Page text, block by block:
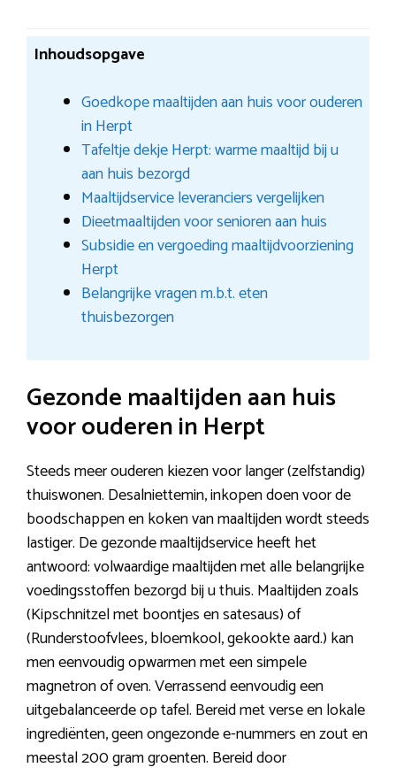
Inhoudsopgave
Goedkope maaltijden aan huis voor ouderen
in Herpt
Tafeltje dekje Herpt: warme maaltijd bij u
aan huis bezorgd
Maaltijdservice leveranciers vergelijken
Dieetmaaltijden voor senioren aan huis
Subsidie en vergoeding maaltijdvoorziening
Herpt
Belangrijke vragen m.b.t. eten
thuisbezorgen
Gezonde maaltijden aan huis
voor ouderen in Herpt
Steeds meer ouderen kiezen voor langer (zelfstandig)
thuiswonen. Desalniettemin, inkopen doen voor de
boodschappen en koken van maaltijden wordt steeds
lastiger. De gezonde maaltijdservice heeft het
antwoord: volwaardige maaltijden met alle belangrijke
voedingsstoffen bezorgd bij u thuis. Maaltijden zoals
(Kipschnitzel met boontjes en satesaus) of
(Runderstoofvlees, bloemkool, gekookte aard.) kan
men eenvoudig opwarmen met een simpele
magnetron of oven. Verrassend eenvoudig een
uitgebalanceerde op tafel. Bereid met verse en lokale
ingrediënten, geen ongezonde e-nummers en zout en
meestal 200 gram groenten. Bereid door